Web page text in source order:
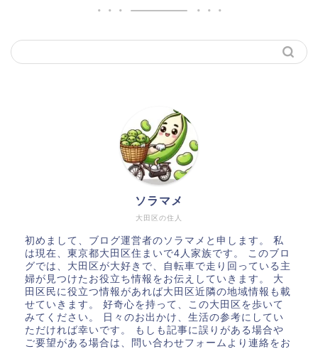
大田区の住人
ソラマメ
初めまして、ブログ運営者のソラマメと申します。 私
は現在、東京都大田区住まいで4人家族です。 このブロ
グでは、大田区が大好きで、自転車で走り回っている主
婦が見つけたお役立ち情報をお伝えしていきます。 大
田区民に役立つ情報があれば大田区近隣の地域情報も載
せていきます。 好奇心を持って、この大田区を歩いて
みてください。 日々のお出かけ、生活の参考にしてい
ただければ幸いです。 もしも記事に誤りがある場合や
ご要望がある場合は、問い合わせフォームより連絡をお